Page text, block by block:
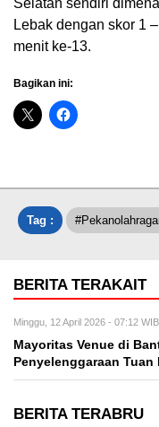
Lebak dengan skor 1
menit ke-13.
Bagikan ini:
Tag :
BERITA TERAKAIT
Minggu, 12 April 2026 - 07:12 WIB
Mayoritas Venue di
Penyelenggaraan Tuan
BERITA TERABRU